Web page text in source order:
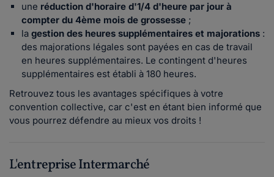
une réduction d'horaire d'1/4 d'heure par jour à
compter du 4ème mois de grossesse ;
la gestion des heures supplémentaires et majorations :
des majorations légales sont payées en cas de travail
en heures supplémentaires. Le contingent d'heures
supplémentaires est établi à 180 heures.
Retrouvez tous les avantages spécifiques à votre
convention collective, car c'est en étant bien informé que
vous pourrez défendre au mieux vos droits !
L'entreprise Intermarché